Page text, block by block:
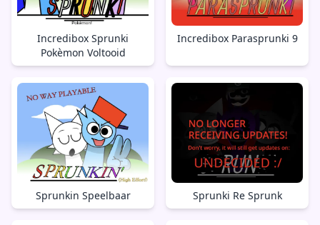
Incredibox Sprunki
Pokèmon Voltooid
Incredibox Parasprunki 9
Sprunkin Speelbaar Sprunki Re Sprunk